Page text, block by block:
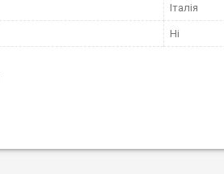
Італія
Ні